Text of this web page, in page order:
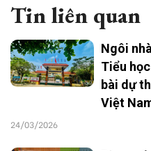
Tin liên quan
Ngôi
Tiểu
bài dự
Việt
24/03/2026